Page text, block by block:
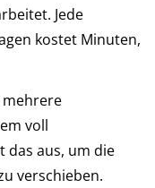
Jede
kostet Minuten,
mehrere
voll
das aus, um die
verschieben.